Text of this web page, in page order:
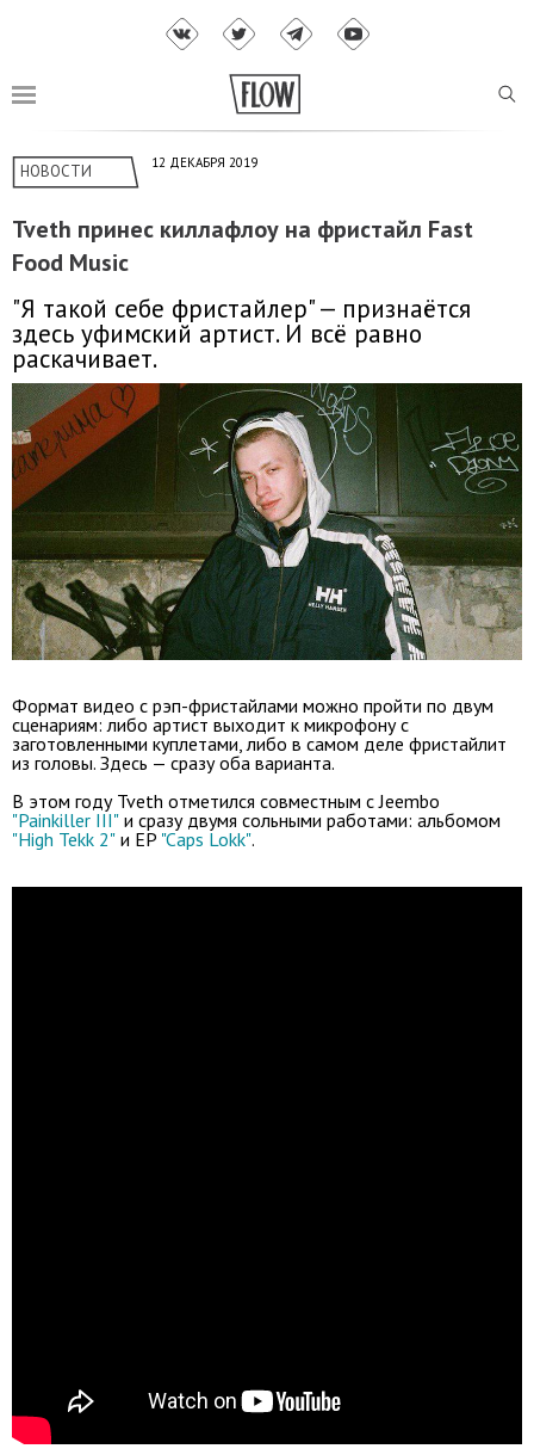
НОВОСТИ 12 ДЕКАБРЯ 2019
Tveth принес киллафлоу на фристайл Fast
Food Music
"Я такой себе фристайлер" — признаётся
здесь уфимский артист. И всё равно
раскачивает.
Формат видео с рэп-фристайлами можно пройти по двум
сценариям: либо артист выходит к микрофону с
заготовленными куплетами, либо в самом деле фристайлит
из головы. Здесь — сразу оба варианта.
В этом году Tveth отметился совместным с Jeembo
"Painkiller III" и сразу двумя сольными работами: альбомом
"High Tekk 2" и EP "Caps Lokk".